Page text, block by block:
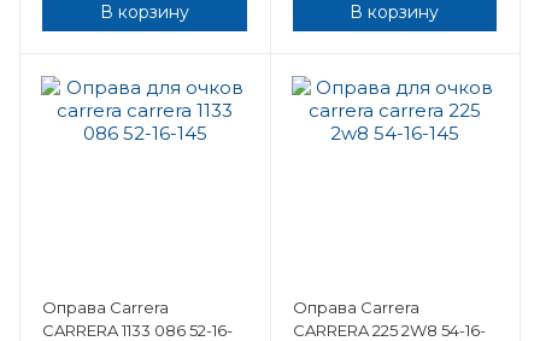
В корзину В корзину
Оправа Carrera
CARRERA 1133 086 52-16-
Оправа Carrera
CARRERA 225 2W8 54-16-